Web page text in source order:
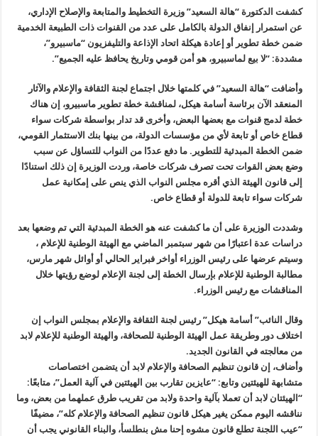
كشفت الدكتورة “هالة السعيد” وزيرة التخطيط والمتابعة والإصلاح الإداري،
عن استمرار إنفاق الدولة بالكامل على عدد من القنوات ذات الطبيعة الخدمية
ضمن خطة تطوير أو إعادة هيكلة اتحاد الإذاعة والتليفزيون “ماسبيرو”،
مشددة: “لا بيع لماسبيرو، هو أمن قومي وتاريخ يحافظ عليه الجميع”.
وأضافت “هالة السعيد” في كلمتها خلال اجتماع لجنة الثقافة والإعلام والآثار
المنعقد الآن برئاسة أسامة هيكل، لمناقشة خطة تطوير ماسبيرو، إن هناك
خطة لدمج قنوات مع بعضها البعض، وأخرى قد تدار بواسطة شركات سواء
قطاع خاص أو تابعة لأي من مؤسسات الدولة، من بينها بنك الاستثمار القومي،
ضمن الخطة المبدئية للتطوير. ما دفع عددًا من النواب للتساؤل عن سبب
وضع بعض القوات تحت تصرف شركات خاصة، وردت الوزيرة إن ذلك استنادًا
إلى قانون الهيئة الذي أقره مجلس النواب الذي ينص على إمكانية عمل
شركات سواء تابعة للدولة أو قطاع خاص.
وشددت الوزيرة على أن ما كشفت عنه هو الخطة المبدئية التي تم وضعها بعد
دراسات عدة اعتبارًا من شهر سبتمبر الماضي مع الهيئة الوطنية للإعلام ،
وسيتم عرضها على رئيس الوزراء أواخر فبراير الحالي أو أوائل شهر مارس،
مطالبة الوطنية للإعلام بإرسال الخطة إلى لجنة الإعلام لوضع رؤيتها خلال
المناقشات مع رئيس الوزراء.
وقال النائب” أسامة هيكل” رئيس لجنة الثقافة والإعلام بمجلس النواب إن
اختلاف دور وطريقة عمل الهيئة الوطنية للصحافة، والهيئة الوطنية للإعلام لابد
من معالجته في القانون الجديد.
وأضاف، إن قانون تنظيم الصحافة والإعلام لابد أن يتضمن اختصاصات
متشابهة للهيئتين وتابع: “عايزين تقارب بين الهيئتين في آلية العمل”، متابعًا:
“الهيئتان لابد أن تعملا بآلية واحدة ولابد من تقريب طرق عملهما من بعض، وما
نناقشه اليوم ممكن يغير هيكل قانون تنظيم الصحافة والإعلام كله”، مضيفًا
“عيب اللجنة تطلع قانون مشوه إحنا مش بنطلسأ، والبناء القانوني يجب أن